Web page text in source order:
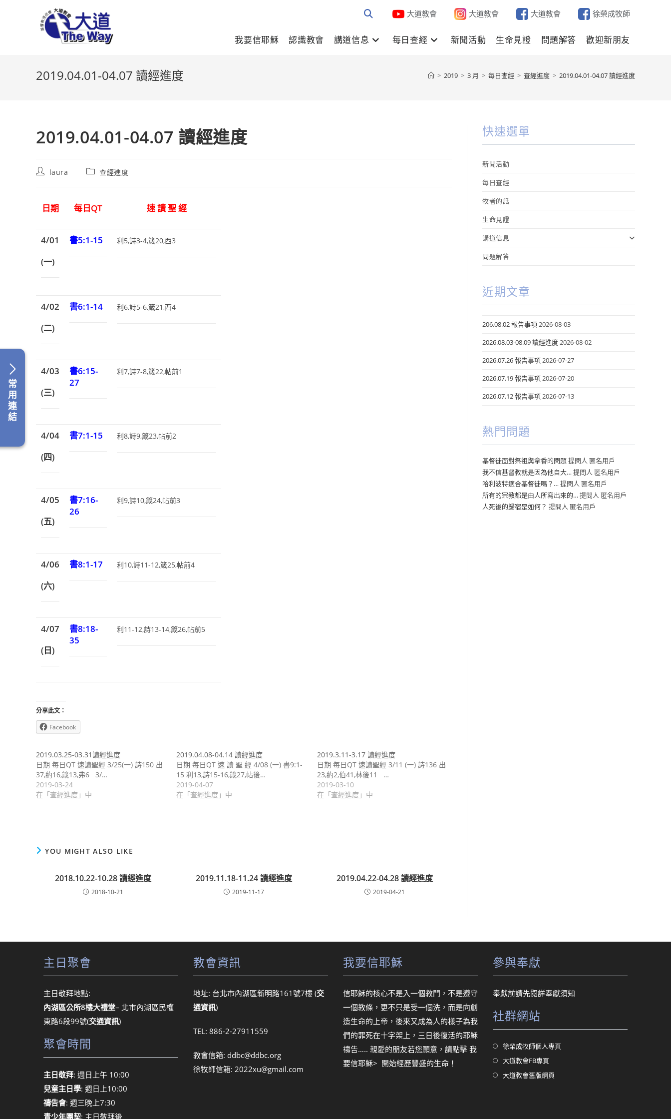
大道教會 大道教會 大道教會 徐榮成牧師
我要信耶穌 認識教會 講道信息 每日查經 新聞活動 生命見證 問題解答 歡迎新朋友
2019.04.01-04.07 讀經進度 > 2019 > 3 月 > 每日查經 > 查經進度 > 2019.04.01-04.07 讀經進度
2019.04.01-04.07 讀經進度
Postlaura
Post查經進度
日期 每日QT 速 讀 聖 經
4/01
(一)
書5:1-15 利5,詩3-4,箴20,西3
4/02
(二)
書6:1-14 利6,詩5-6,箴21,西4
4/03
(三)
書6:15-
27
利7,詩7-8,箴22,帖前1
4/04
(四)
書7:1-15 利8,詩9,箴23,帖前2
4/05
(五)
書7:16-
26
利9,詩10,箴24,帖前3
4/06
(六)
書8:1-17 利10,詩11-12,箴25,帖前4
4/07
(日)
書8:18-
35
利11-12,詩13-14,箴26,帖前5
分享此文：
Facebook
2019.03.25-03.31讀經進度
日期 每日QT 速讀聖經 3/25(一) 詩150 出
37,約16,箴13,弗6 3/…
2019-03-24
在「查經進度」中
2019.04.08-04.14 讀經進度
日期 每日QT 速 讀 聖 經 4/08 (一) 書9:1-
15 利13,詩15-16,箴27,帖後…
2019-04-07
在「查經進度」中
2019.3.11-3.17 讀經進度
日期 每日QT 速讀聖經 3/11 (一) 詩136 出
23,約2,伯41,林後11 …
2019-03-10
在「查經進度」中
YOU MIGHT ALSO LIKE
2018.10.22-10.28 讀經進度
2018-10-21
2019.11.18-11.24 讀經進度
2019-11-17
2019.04.22-04.28 讀經進度
2019-04-21
快速選單
新聞活動
每日查經
牧者的話
生命見證
講道信息
問題解答
近期文章
206.08.02 報告事項2026-08-03
2026.08.03-08.09 讀經進度2026-08-02
2026.07.26 報告事項2026-07-27
2026.07.19 報告事項2026-07-20
2026.07.12 報告事項2026-07-13
熱門問題
基督徒面對祭祖與拿香的問題提問人 匿名用戶
我不信基督教就是因為他自大… 提問人 匿名用戶
哈利波特適合基督徒嗎？… 提問人 匿名用戶
所有的宗教都是由人所寫出來的… 提問人 匿名用戶
人死後的歸宿是如何？ 提問人 匿名用戶
主日聚會
主日敬拜地點:
內湖區公所8樓大禮堂– 北市內湖區民權
東路6段99號(交通資訊)
聚會時間
主日敬拜: 週日上午 10:00
兒童主日學: 週日上10:00
禱告會: 週三晚上7:30
青少年團契: 主日敬拜後
教會資訊
地址: 台北市內湖區新明路161號7樓 (交
通資訊)
TEL: 886-2-27911559
教會信箱: ddbc@ddbc.org
徐牧師信箱: 2022xu@gmail.com
我要信耶穌
信耶穌的核心不是入一個教門，不是遵守
一個教條，更不只是受一個洗，而是向創
造生命的上帝，後來又成為人的樣子為我
們的罪死在十字架上，三日後復活的耶穌
禱告….. 親愛的朋友若您願意，請點擊 我
要信耶穌> 開始經歷豐盛的生命！
參與奉獻
奉獻前請先閱詳奉獻須知
社群網站
徐榮成牧師個人專頁
大道教會FB專頁
in
大道教會舊版網頁
常
用
連
結